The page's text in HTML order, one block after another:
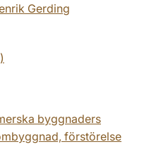
Gerding
byggnaders
förstörelse